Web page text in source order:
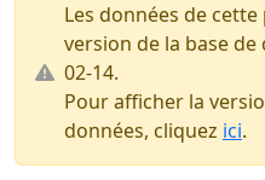
Les données de
version de la base de
02-14.
Pour afficher la
données, cliquez ici.